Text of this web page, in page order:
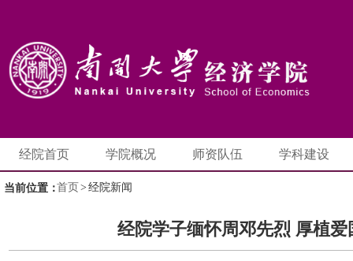
经院首页 学院概况 师资队伍 学科建设
当前位置：首页 > 经院新闻
经院学子缅怀周邓先烈 厚植爱